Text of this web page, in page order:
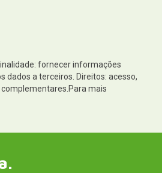
fornecer informações
dados a terceiros. Direitos: acesso,
mais